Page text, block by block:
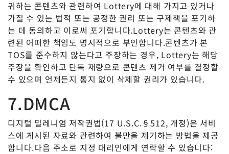
귀하는 콘텐츠와 관련하여 Lottery에 대해 가지고 있거나
가질 수 있는 법적 또는 공정한 권리 또는 구제책을 포기하
는 데 동의하고 이로써 포기합니다.Lottery는 콘텐츠와 관
련된 어떠한 책임도 명시적으로 부인합니다.콘텐츠가 본
TOS를 준수하지 않는다고 주장하는 경우, Lottery는 해당
주장을 확인하고 단독 재량으로 콘텐츠 제거 여부를 결정할
수 있으며 언제든지 통지 없이 삭제할 권리가 있습니다.
7.DMCA
디지털 밀레니엄 저작권법(17 U.S.C.§512, 개정)은 서비
스에 게시된 자료와 관련하여 불만을 제기하는 방법을 제공
합니다.다음 주소로 지정 대리인에게 연락할 수 있습니다: